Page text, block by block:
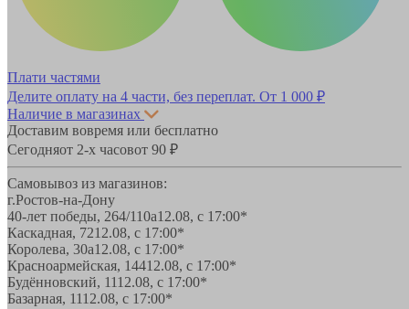
Плати частями
Делите оплату на 4 части, без переплат. От 1 000 ₽
Наличие в магазинах
Доставим вовремя или бесплатно
Сегодняот 2-х часовот 90 ₽
Самовывоз из магазинов:
г.Ростов-на-Дону
40-лет победы, 264/110а12.08, с 17:00*
Каскадная, 7212.08, с 17:00*
Королева, 30а12.08, с 17:00*
Красноармейская, 14412.08, с 17:00*
Будённовский, 1112.08, с 17:00*
Базарная, 1112.08, с 17:00*